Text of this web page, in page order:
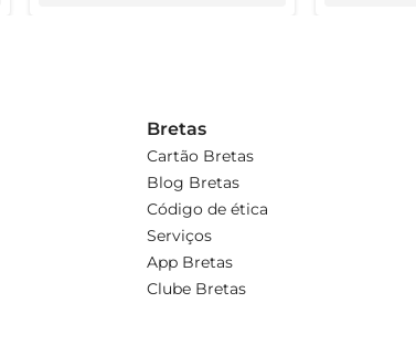
Bretas
Cartão Bretas
Blog Bretas
Código de ética
Serviços
App Bretas
Clube Bretas